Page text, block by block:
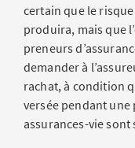
certain que le risque
produira, mais que
preneurs
demander à
rachat, à condition
versée pendant une
assurances-vie